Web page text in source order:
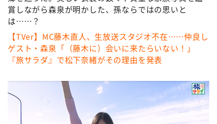
ぺこぱのまるスポ
アナ回覧板
賞しながら森泉が明かした、孫ならではの思いと
は……？
【TVer】MC藤木直人、生放送スタジオ不在……仲良し
ゲスト・森泉「（藤木に）会いに来たらいない！」
『旅サラダ』で松下奈緒がその理由を発表